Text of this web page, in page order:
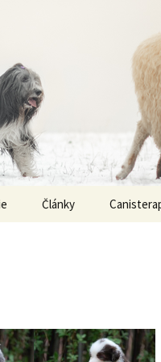
Články
Barvy u Bearded Collií